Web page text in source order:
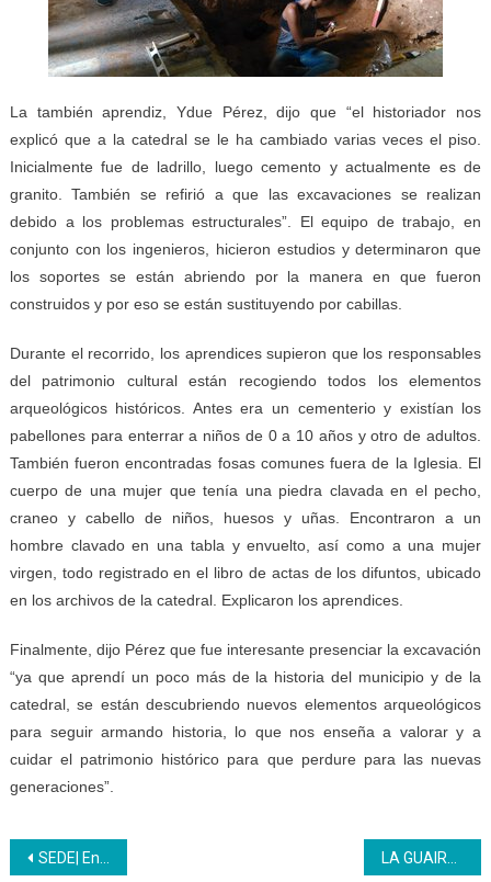
La también aprendiz, Ydue Pérez, dijo que “el historiador nos
explicó que a la catedral se le ha cambiado varias veces el piso.
Inicialmente fue de ladrillo, luego cemento y actualmente es de
granito. También se refirió a que las excavaciones se realizan
debido a los problemas estructurales”. El equipo de trabajo, en
conjunto con los ingenieros, hicieron estudios y determinaron que
los soportes se están abriendo por la manera en que fueron
construidos y por eso se están sustituyendo por cabillas.
Durante el recorrido, los aprendices supieron que los responsables
del patrimonio cultural están recogiendo todos los elementos
arqueológicos históricos. Antes era un cementerio y existían los
pabellones para enterrar a niños de 0 a 10 años y otro de adultos.
También fueron encontradas fosas comunes fuera de la Iglesia. El
cuerpo de una mujer que tenía una piedra clavada en el pecho,
craneo y cabello de niños, huesos y uñas. Encontraron a un
hombre clavado en una tabla y envuelto, así como a una mujer
virgen, todo registrado en el libro de actas de los difuntos, ubicado
en los archivos de la catedral. Explicaron los aprendices.
Finalmente, dijo Pérez que fue interesante presenciar la excavación
“ya que aprendí un poco más de la historia del municipio y de la
catedral, se están descubriendo nuevos elementos arqueológicos
para seguir armando historia, lo que nos enseña a valorar y a
cuidar el patrimonio histórico para que perdure para las nuevas
generaciones”.
Navegación
SEDE| En somos Inces se habló de la Juventud por Radio Miraflores